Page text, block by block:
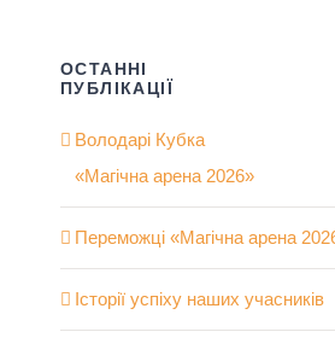
ОСТАННІ
ПУБЛІКАЦІЇ
Володарі Кубка
«Магічна арена 2026»
Переможці «Магічна арена
Історії успіху наших учасників